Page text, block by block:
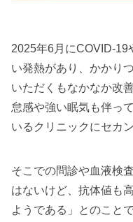
2025年6月にCOVID-19
い発熱があり、かかり
いただくもなかなか改
怠感や強い眠気も伴っ
いるクリニックにセカ
そこでの問診や血液検
はないけど、抗体値も
ようである」とのこと